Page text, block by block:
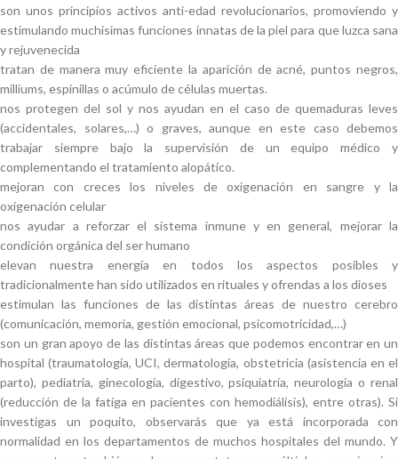
son unos principios activos anti-edad revolucionarios, promoviendo y
estimulando muchísimas funciones innatas de la piel para que luzca sana
y rejuvenecida
tratan de manera muy eficiente la aparición de acné, puntos negros,
milliums, espinillas o acúmulo de células muertas.
nos protegen del sol y nos ayudan en el caso de quemaduras leves
(accidentales, solares,…) o graves, aunque en este caso debemos
trabajar siempre bajo la supervisión de un equipo médico y
complementando el tratamiento alopático.
mejoran con creces los niveles de oxigenación en sangre y la
oxigenación celular
nos ayudar a reforzar el sistema inmune y en general, mejorar la
condición orgánica del ser humano
elevan nuestra energía en todos los aspectos posibles y
tradicionalmente han sido utilizados en rituales y ofrendas a los dioses
estimulan las funciones de las distintas áreas de nuestro cerebro
(comunicación, memoria, gestión emocional, psicomotricidad,…)
son un gran apoyo de las distintas áreas que podemos encontrar en un
hospital (traumatología, UCI, dermatología, obstetricia (asistencia en el
parto), pediatria, ginecología, digestivo, psiquiatría, neurología o renal
(reducción de la fatiga en pacientes con hemodiálisis), entre otras). Si
investigas un poquito, observarás que ya está incorporada con
normalidad en los departamentos de muchos hospitales del mundo. Y